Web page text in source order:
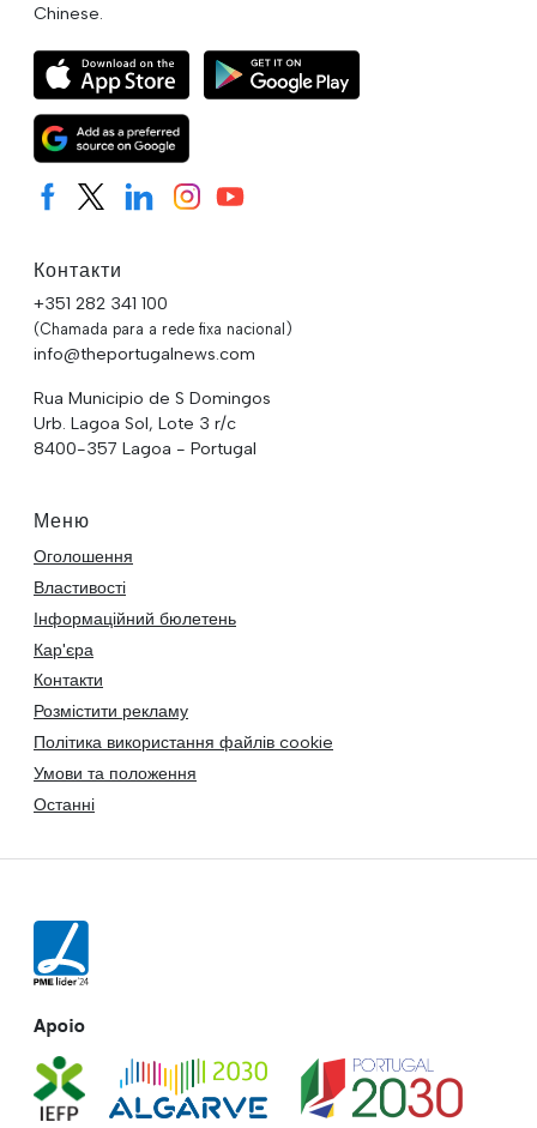
Chinese.
Контакти
+351 282 341 100
(Chamada para a rede fixa nacional)
info@theportugalnews.com
Rua Municipio de S Domingos
Urb. Lagoa Sol, Lote 3 r/c
8400-357 Lagoa - Portugal
Меню
Оголошення
Властивості
Інформаційний бюлетень
Кар'єра
Контакти
Розмістити рекламу
Політика використання файлів cookie
Умови та положення
Останні
Apoio